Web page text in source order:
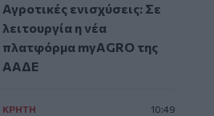
Αγροτικές ενισχύσεις: Σε
λειτουργία η νέα
πλατφόρμα myAGRO της
ΑΑΔΕ
ΚΡΗΤΗ 10:49